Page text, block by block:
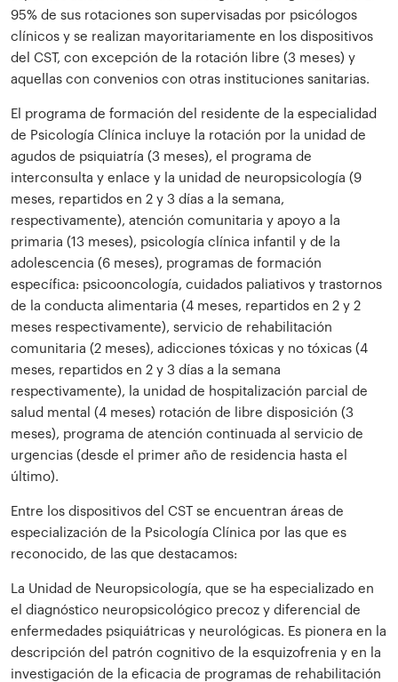
95% de sus rotaciones son supervisadas por psicólogos
clínicos y se realizan mayoritariamente en los dispositivos
del CST, con excepción de la rotación libre (3 meses) y
aquellas con convenios con otras instituciones sanitarias.
El programa de formación del residente de la especialidad
de Psicología Clínica incluye la rotación por la unidad de
agudos de psiquiatría (3 meses), el programa de
interconsulta y enlace y la unidad de neuropsicología (9
meses, repartidos en 2 y 3 días a la semana,
respectivamente), atención comunitaria y apoyo a la
primaria (13 meses), psicología clínica infantil y de la
adolescencia (6 meses), programas de formación
específica: psicooncología, cuidados paliativos y trastornos
de la conducta alimentaria (4 meses, repartidos en 2 y 2
meses respectivamente), servicio de rehabilitación
comunitaria (2 meses), adicciones tóxicas y no tóxicas (4
meses, repartidos en 2 y 3 días a la semana
respectivamente), la unidad de hospitalización parcial de
salud mental (4 meses) rotación de libre disposición (3
meses), programa de atención continuada al servicio de
urgencias (desde el primer año de residencia hasta el
último).
Entre los dispositivos del CST se encuentran áreas de
especialización de la Psicología Clínica por las que es
reconocido, de las que destacamos:
La Unidad de Neuropsicología, que se ha especializado en
el diagnóstico neuropsicológico precoz y diferencial de
enfermedades psiquiátricas y neurológicas. Es pionera en la
descripción del patrón cognitivo de la esquizofrenia y en la
investigación de la eficacia de programas de rehabilitación